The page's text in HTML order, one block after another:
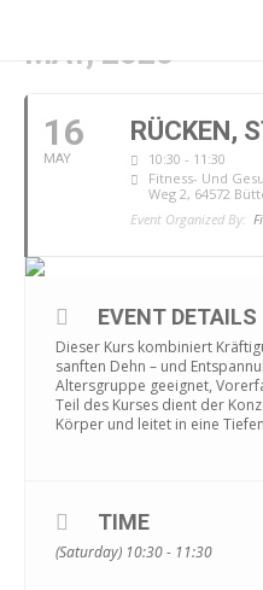
MAY, 2026
16
MAY
RÜCKEN,
10:30 - 11:30
Fitness- Und
Weg 2, 64572
Event Organized By:
EVENT DETAILS
Dieser Kurs kombiniert
sanften Dehn – und
Altersgruppe geeignet,
Teil des Kurses dient der
Körper und leitet in eine
TIME
(Saturday) 10:30 - 11:30